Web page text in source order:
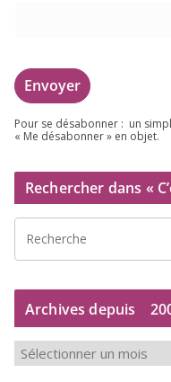
Pour se désa­bon­ner : un
« Me désa­bon­ner » en objet.
Rechercher dans «
Archives depuis
r